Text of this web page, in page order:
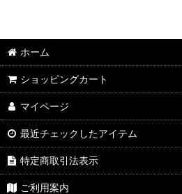
ホーム
ショッピングカート
マイページ
最近チェックしたアイテム
特定商取引法表示
ご利用案内